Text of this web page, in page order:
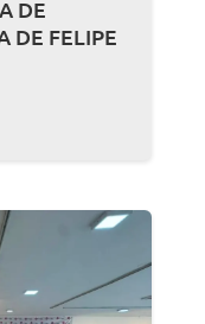
DE
DE FELIPE